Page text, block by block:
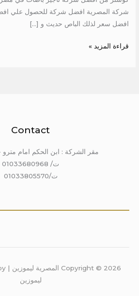
شركة المصرية افضل شركة للحصول علي
افضل سعر لذلك الباص حديث و […]
قراءة المزيد »
Contact
مقر الشركة : ابن الحكم امام مترو
ت/ 01033680968
ت/01033805570
ليموزين